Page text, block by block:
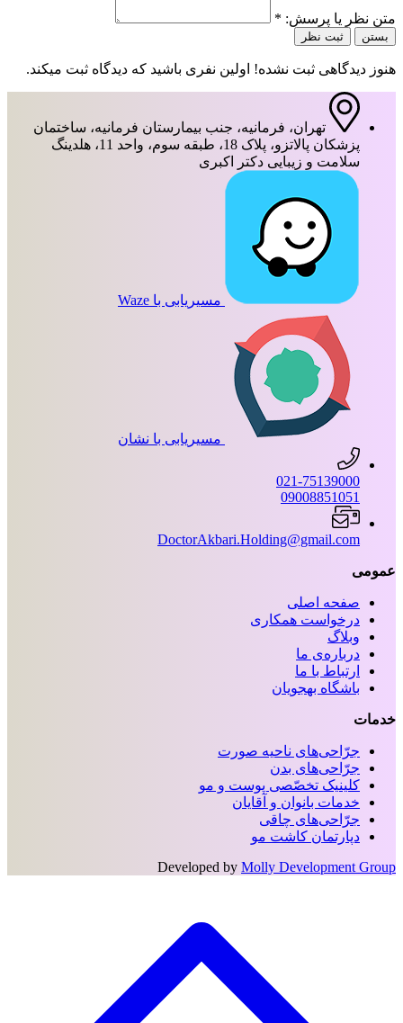
متن نظر یا پرسش: *
بستن ثبت نظر
هنوز دیدگاهی ثبت نشده! اولین نفری باشید که دیدگاه ثبت میکند.
تهران، فرمانیه، جنب بیمارستان فرمانیه، ساختمان
پزشکان پالاتزو، پلاک 18، طبقه سوم، واحد 11، هلدینگ
سلامت و زیبایی دکتر اکبری
مسیریابی با Waze
مسیریابی با نشان
021-75139000
09008851051
DoctorAkbari.Holding@gmail.com
عمومی
صفحه اصلی
درخواست همکاری
وبلاگ
درباره‌ی ما
ارتباط با ما
باشگاه بهجویان
خدمات
جرّاحی‌های ناحیه‌ صورت
جرّاحی‌های بدن
کلینیک تخصّصی پوست و مو
خدمات بانوان و آقایان
جرّاحی‌های چاقی
دپارتمان کاشت مو
Developed by Molly Development Group